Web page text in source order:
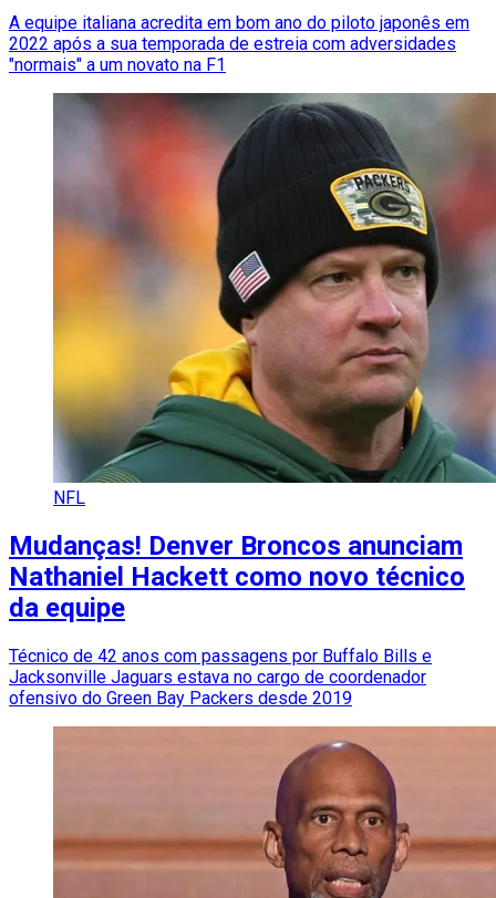
A equipe italiana acredita em bom ano do piloto japonês em
2022 após a sua temporada de estreia com adversidades
"normais" a um novato na F1
NFL
Mudanças! Denver Broncos anunciam
Nathaniel Hackett como novo técnico
da equipe
Técnico de 42 anos com passagens por Buffalo Bills e
Jacksonville Jaguars estava no cargo de coordenador
ofensivo do Green Bay Packers desde 2019